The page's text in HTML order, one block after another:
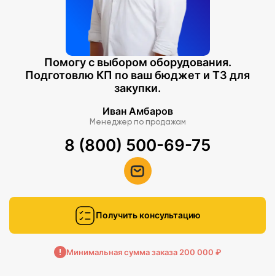
Помогу с выбором оборудования.
Подготовлю КП по ваш бюджет и ТЗ для
закупки.
Иван Амбаров
Менеджер по продажам
8 (800) 500-69-75
Получить консультацию
Минимальная сумма заказа 200 000 ₽